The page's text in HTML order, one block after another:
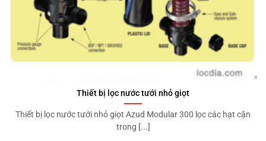
Thiết bị lọc nước tưới nhỏ giọt
Thiết bị lọc nước tưới nhỏ giọt Azud Modular 300 lọc các hạt cặn
trong [...]